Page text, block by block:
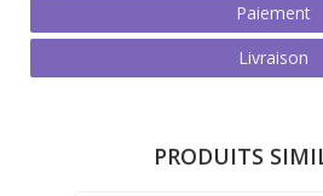
Paiement
Livraison
PRODUITS